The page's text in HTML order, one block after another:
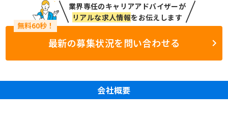
業界専任のキャリアアドバイザーが
リアルな求人情報をお伝えします
最新の募集状況を問い合わせる
会社概要